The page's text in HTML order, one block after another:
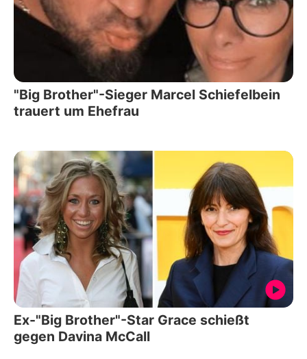
"Big Brother"-Sieger Marcel Schiefelbein
trauert um Ehefrau
Ex-"Big Brother"-Star Grace schießt
gegen Davina McCall